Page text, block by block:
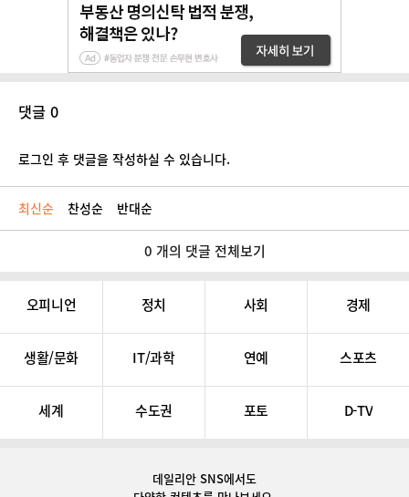
댓글 0
로그인 후 댓글을 작성하실 수 있습니다.
최신순 찬성순 반대순
0 개의 댓글 전체보기
오피니언 정치 사회 경제
생활/문화 IT/과학 연예 스포츠
세계 수도권 포토 D-TV
데일리안 SNS에서도